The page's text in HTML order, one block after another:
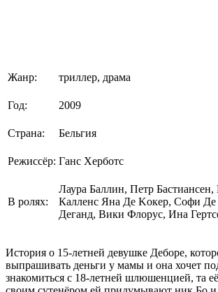
Жанр: триллер, драма
Год: 2009
Страна: Бельгия
Режиссёр: Ганс Херботс
В ролях:
Лаура Баллин, Петр
Калленс Яна Де Koкeр, Софи
Деганд, Вики Флорус, Ина
История о 15-летней девушке Деборе,
выпрашивать деньги у мамы и она хочет
знакомиться с 18-летней шлюшенцией, та